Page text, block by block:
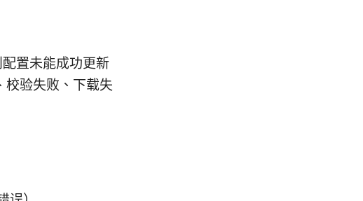
置未能成功更新
校验失败、下载失